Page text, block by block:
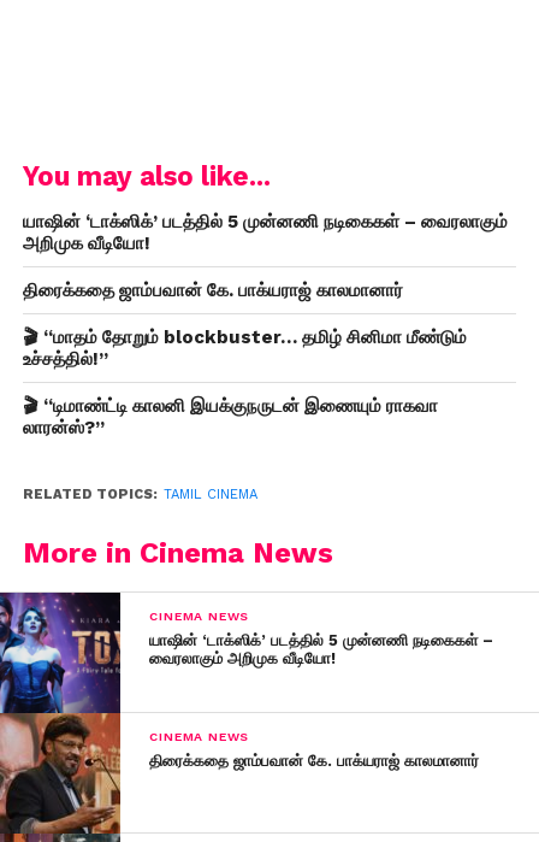
You may also like...
யாஷின் ‘டாக்ஸிக்’ படத்தில் 5 முன்னணி நடிகைகள் – வைரலாகும்
அறிமுக வீடியோ!
திரைக்கதை ஜாம்பவான் கே. பாக்யராஜ் காலமானார்
🎬 “மாதம் தோறும் blockbuster… தமிழ் சினிமா மீண்டும்
உச்சத்தில்!”
🎬 “டிமாண்ட்டி காலனி இயக்குநருடன் இணையும் ராகவா
லாரன்ஸ்?”
RELATED TOPICS: TAMIL CINEMA
More in Cinema News
CINEMA NEWS
யாஷின் ‘டாக்ஸிக்’ படத்தில் 5 முன்னணி நடிகைகள் –
வைரலாகும் அறிமுக வீடியோ!
CINEMA NEWS
திரைக்கதை ஜாம்பவான் கே. பாக்யராஜ் காலமானார்